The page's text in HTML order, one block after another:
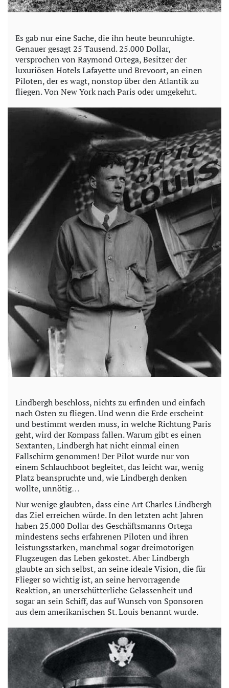
Es gab nur eine Sache, die ihn heute beunruhigte.
Genauer gesagt 25 Tausend. 25.000 Dollar,
versprochen von Raymond Ortega, Besitzer der
luxuriösen Hotels Lafayette und Brevoort, an einen
Piloten, der es wagt, nonstop über den Atlantik zu
fliegen. Von New York nach Paris oder umgekehrt.
Lindbergh beschloss, nichts zu erfinden und einfach
nach Osten zu fliegen. Und wenn die Erde erscheint
und bestimmt werden muss, in welche Richtung Paris
geht, wird der Kompass fallen. Warum gibt es einen
Sextanten, Lindbergh hat nicht einmal einen
Fallschirm genommen! Der Pilot wurde nur von
einem Schlauchboot begleitet, das leicht war, wenig
Platz beanspruchte und, wie Lindbergh denken
wollte, unnötig…
Nur wenige glaubten, dass eine Art Charles Lindbergh
das Ziel erreichen würde. In den letzten acht Jahren
haben 25.000 Dollar des Geschäftsmanns Ortega
mindestens sechs erfahrenen Piloten und ihren
leistungsstarken, manchmal sogar dreimotorigen
Flugzeugen das Leben gekostet. Aber Lindbergh
glaubte an sich selbst, an seine ideale Vision, die für
Flieger so wichtig ist, an seine hervorragende
Reaktion, an unerschütterliche Gelassenheit und
sogar an sein Schiff, das auf Wunsch von Sponsoren
aus dem amerikanischen St. Louis benannt wurde.